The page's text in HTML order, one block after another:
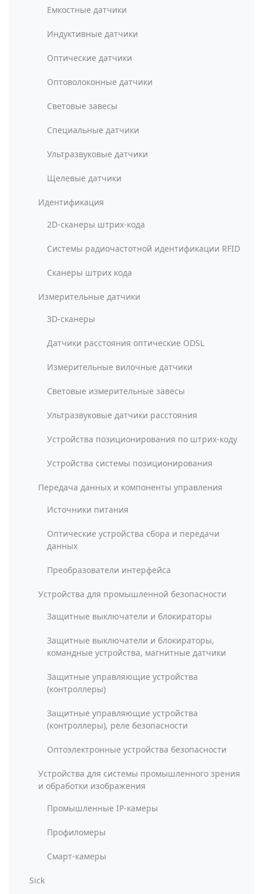
Емкостные датчики
Индуктивные датчики
Оптические датчики
Оптоволоконные датчики
Световые завесы
Специальные датчики
Ультразвуковые датчики
Щелевые датчики
Идентификация
2D-сканеры штрих-кода
Системы радиочастотной идентификации RFID
Сканеры штрих кода
Измерительные датчики
3D-сканеры
Датчики расстояния оптические ODSL
Измерительные вилочные датчики
Световые измерительные завесы
Ультразвуковые датчики расстояния
Устройства позиционирования по штрих-коду
Устройства системы позиционирования
Передача данных и компоненты управления
Источники питания
Оптические устройства сбора и передачи
данных
Преобразователи интерфейса
Устройства для промышленной безопасности
Защитные выключатели и блокираторы
Защитные выключатели и блокираторы,
командные устройства, магнитные датчики
Защитные управляющие устройства
(контроллеры)
Защитные управляющие устройства
(контроллеры), реле безопасности
Оптоэлектронные устройства безопасности
Устройства для системы промышленного зрения
и обработки изображения
Промышленные IP-камеры
Профиломеры
Смарт-камеры
Sick